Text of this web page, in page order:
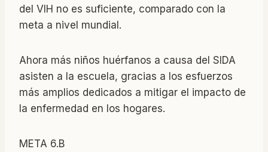
del VIH no es suficiente, comparado con la
meta a nivel mundial.
Ahora más niños huérfanos a causa del SIDA
asisten a la escuela, gracias a los esfuerzos
más amplios dedicados a mitigar el impacto de
la enfermedad en los hogares.
META 6.B